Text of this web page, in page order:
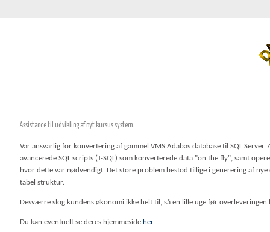
Assistance til udvikling af nyt kursus system.
Var ansvarlig for konvertering af gammel VMS Adabas database til SQL Server
avancerede SQL scripts (T-SQL) som konverterede data "on the fly", samt
hvor dette var nødvendigt. Det store problem bestod tillige i generering af nye
tabel struktur.
Desværre slog kundens økonomi ikke helt til, så en lille uge før
Du kan eventuelt se deres hjemmeside her.